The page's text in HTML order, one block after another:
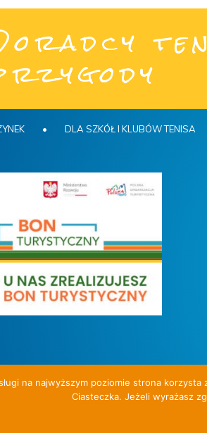
• DLA SZKÓŁ I KLUBÓW TENISA
wypoczynek i nauka tenisa z Tenis
na najwyższym poziomie strona
Ciasteczka. Jeżeli wyrażasz